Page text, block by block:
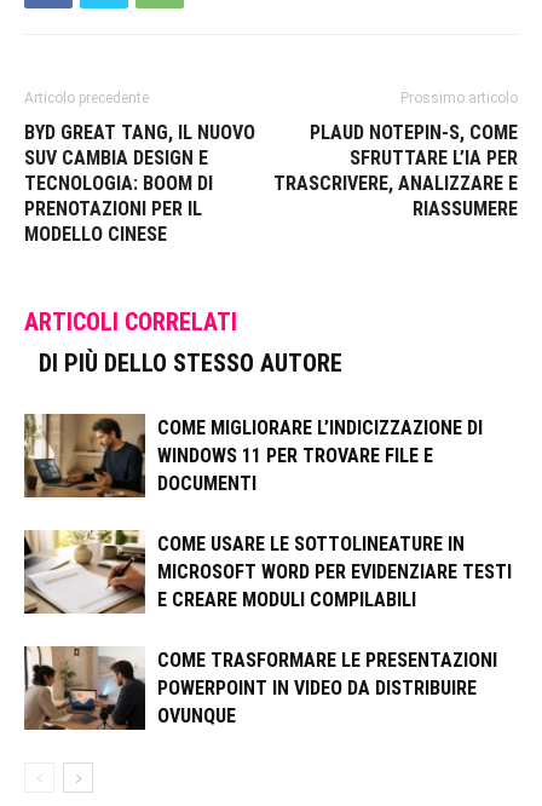
Articolo precedente
BYD GREAT TANG, IL NUOVO
SUV CAMBIA DESIGN E
TECNOLOGIA: BOOM DI
PRENOTAZIONI PER IL
MODELLO CINESE
Prossimo articolo
PLAUD NOTEPIN-S, COME
SFRUTTARE L’IA PER
TRASCRIVERE, ANALIZZARE E
RIASSUMERE
ARTICOLI CORRELATI
DI PIÙ DELLO STESSO AUTORE
COME MIGLIORARE L’INDICIZZAZIONE DI
WINDOWS 11 PER TROVARE FILE E
DOCUMENTI
COME USARE LE SOTTOLINEATURE IN
MICROSOFT WORD PER EVIDENZIARE TESTI
E CREARE MODULI COMPILABILI
COME TRASFORMARE LE PRESENTAZIONI
POWERPOINT IN VIDEO DA DISTRIBUIRE
OVUNQUE